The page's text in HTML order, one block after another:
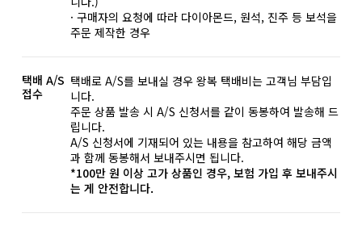
· 구매자의 요청에 따라 다이아몬드, 원석, 진주 등 보석을
주문 제작한 경우
택배 A/S
접수
택배로 A/S를 보내실 경우 왕복 택배비는 고객님 부담입
니다.
주문 상품 발송 시 A/S 신청서를 같이 동봉하여 발송해 드
립니다.
A/S 신청서에 기재되어 있는 내용을 참고하여 해당 금액
과 함께 동봉해서 보내주시면 됩니다.
*100만 원 이상 고가 상품인 경우, 보험 가입 후 보내주시
는 게 안전합니다.